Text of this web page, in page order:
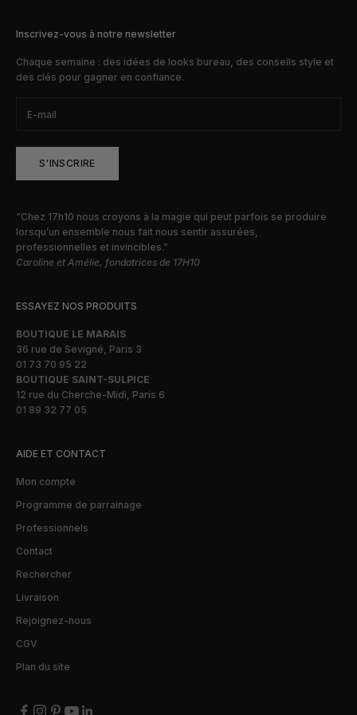
Inscrivez-vous à notre newsletter
Chaque semaine : des idées de looks bureau, des conseils style et
des clés pour gagner en confiance.
S'INSCRIRE
“Chez 17h10 nous croyons à la magie qui peut parfois se produire
lorsqu’un ensemble nous fait nous sentir assurées,
professionnelles et invincibles.”
Caroline et Amélie, fondatrices de 17H10
ESSAYEZ NOS PRODUITS
BOUTIQUE LE MARAIS
36 rue de Sevigné, Paris 3
01 73 70 95 22
BOUTIQUE SAINT-SULPICE
12 rue du Cherche-Midi, Paris 6
01 89 32 77 05
AIDE ET CONTACT
Mon compte
Programme de parrainage
Professionnels
Contact
Rechercher
Livraison
Rejoignez-nous
CGV
Plan du site